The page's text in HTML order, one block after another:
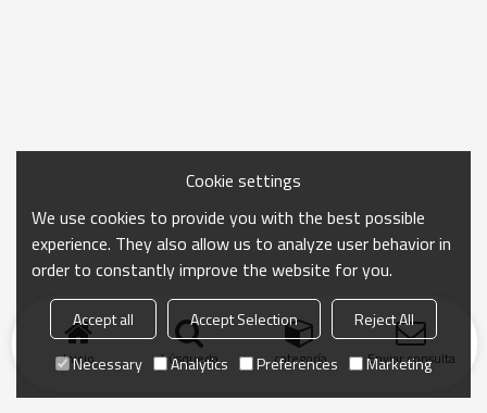
Inicio búsqueda categoría Enviar consulta
Cookie settings
We use cookies to provide you with the best possible
experience. They also allow us to analyze user behavior in
order to constantly improve the website for you.
Accept all Accept Selection
Reject All
Necessary
Analytics Preferences Marketing